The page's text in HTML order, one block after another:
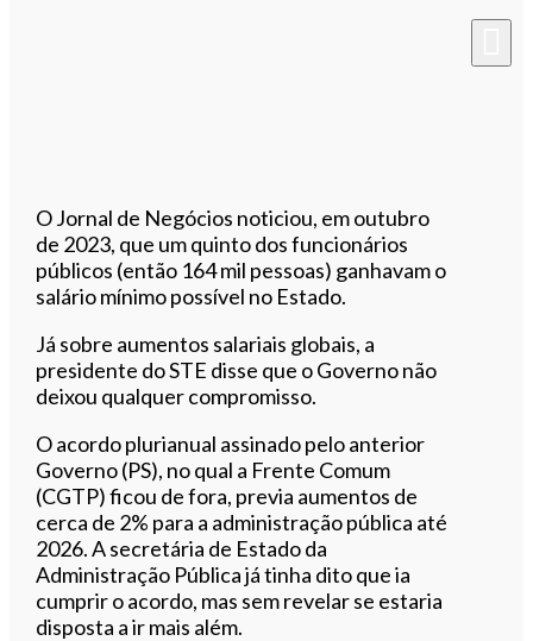
O Jornal de Negócios noticiou, em outubro
de 2023, que um quinto dos funcionários
públicos (então 164 mil pessoas) ganhavam o
salário mínimo possível no Estado.
Já sobre aumentos salariais globais, a
presidente do STE disse que o Governo não
deixou qualquer compromisso.
O acordo plurianual assinado pelo anterior
Governo (PS), no qual a Frente Comum
(CGTP) ficou de fora, previa aumentos de
cerca de 2% para a administração pública até
2026. A secretária de Estado da
Administração Pública já tinha dito que ia
cumprir o acordo, mas sem revelar se estaria
disposta a ir mais além.